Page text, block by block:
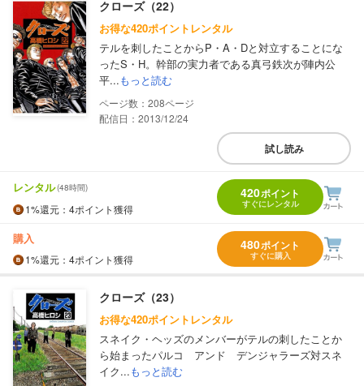
クローズ（22）
お得な420ポイントレンタル
テルを刺したことからP・A・Dと対立することにな
ったS・H。幹部の実力者である真弓鉄次が陣内公
平...もっと読む
208
配信日：2013/12/24
試し読み
レンタル(48時間)
1%還元 ：4ポイント獲得
420ポイント
すぐにレンタル
購入
1%還元 ：4ポイント獲得
480ポイント
すぐに購入
クローズ（23）
お得な420ポイントレンタル
スネイク・ヘッズのメンバーがテルの刺したことか
ら始まったパルコ アンド デンジャラーズ対スネ
イク...もっと読む